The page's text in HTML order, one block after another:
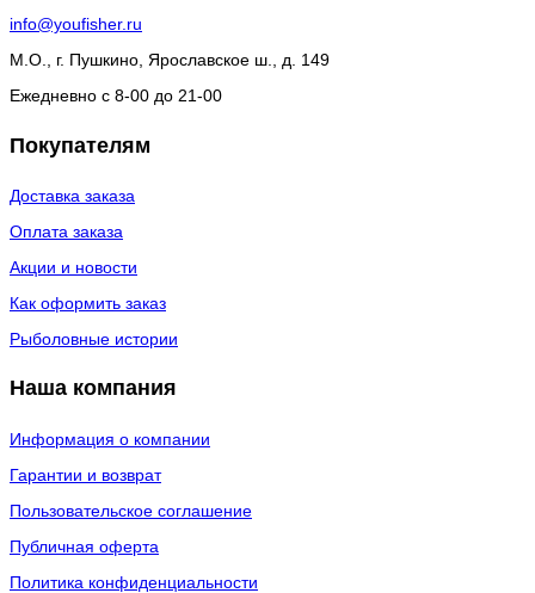
info@youfisher.ru
М.О., г. Пушкино, Ярославское ш., д. 149
Ежедневно с 8-00 до 21-00
Покупателям
Доставка заказа
Оплата заказа
Акции и новости
Как оформить заказ
Рыболовные истории
Наша компания
Информация о компании
Гарантии и возврат
Пользовательское соглашение
Публичная оферта
Политика конфиденциальности